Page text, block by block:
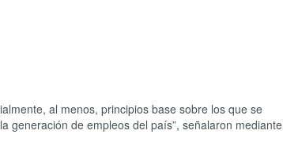
al menos, principios base sobre los que se
generación de empleos del país”, señalaron mediante